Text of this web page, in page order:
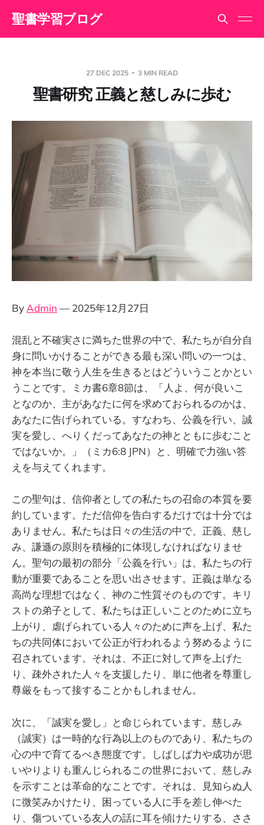
聖書学習ブログ
27 DEC 2025 3 MIN READ
聖書研究 正義と慈しみに歩む
By Admin — 2025年12月27日
混乱と不確実さに満ちた世界の中で、私たちが自分自
身に問いかけることができる最も深い問いの一つは、
神を本当に敬う人生を生きるとはどういうことかとい
うことです。ミカ書6章8節は、「人よ、何が良いこ
となのか、主があなたに何を求めておられるのかは、
あなたに告げられている。すなわち、公義を行い、誠
実を愛し、へりくだってあなたの神とともに歩むこと
ではないか。」（ミカ6:8 JPN）と、明確で力強い答
えを与えてくれます。
この聖句は、信仰者としての私たちの召命の本質を要
約しています。ただ信仰を告白するだけでは十分では
ありません。私たちは日々の生活の中で、正義、慈し
み、謙遜の原則を積極的に体現しなければなりませ
ん。聖句の最初の部分「公義を行い」は、私たちの行
動が重要であることを思い出させます。正義は単なる
高尚な理想ではなく、神のご性質そのものです。キリ
ストの弟子として、私たちは正しいことのために立ち
上がり、虐げられている人々のために声を上げ、私た
ちの共同体において公正が行われるよう努めるように
召されています。それは、不正に対して声を上げた
り、疎外された人々を支援したり、単に他者を尊重し
尊厳をもって接することかもしれません。
次に、「誠実を愛し」と命じられています。慈しみ
（誠実）は一時的な行為以上のものであり、私たちの
心の中で育てるべき態度です。しばしば力や成功が思
いやりよりも重んじられるこの世界において、慈しみ
を示すことは革命的なことです。それは、見知らぬ人
に微笑みかけたり、困っている人に手を差し伸べた
り、傷ついている友人の話に耳を傾けたりする、ささ